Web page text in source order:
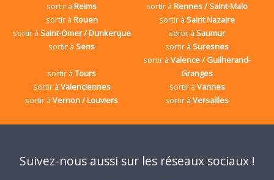
sortir àReims sortir àRennes / Saint-Malo
sortir à Rouen sortir àSaint Nazaire
sortir à Saint-Omer / Dunkerque sortir àSaumur
sortir àSens sortir àSuresnes
sortir àTours
sortir àValence / Guilherand-
Granges
sortir à Valenciennes sortir à Vannes
sortir àVernon / Louviers sortir àVersailles
Suivez-nous aussi sur les réseaux sociaux !